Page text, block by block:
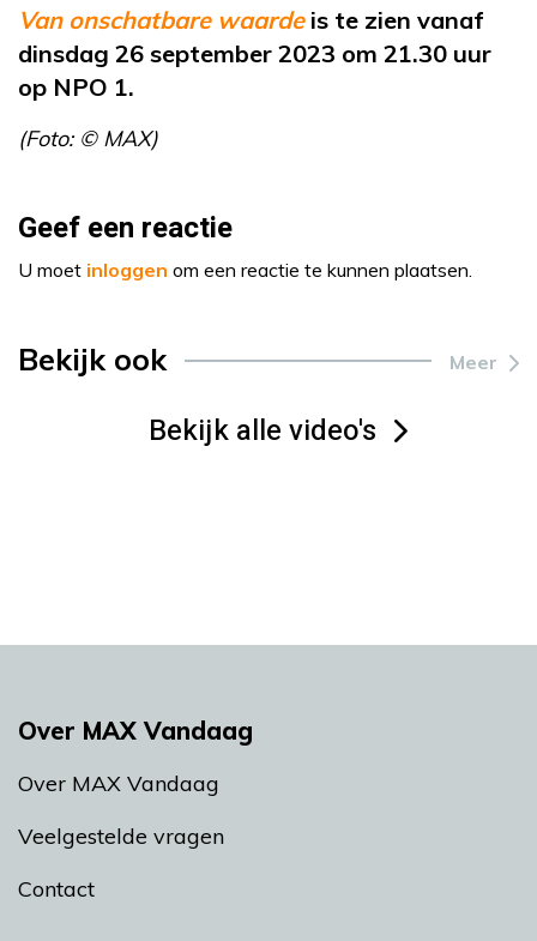
Van onschatbare waarde is te zien vanaf
dinsdag 26 september 2023 om 21.30 uur
op NPO 1.
(Foto: © MAX)
Geef een reactie
U moet inloggen om een reactie te kunnen plaatsen.
Bekijk ook Meer
Bekijk alle video's
Over MAX Vandaag
Over MAX Vandaag
Veelgestelde vragen
Contact